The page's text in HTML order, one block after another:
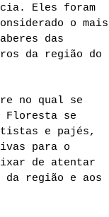
Eles foram
o mais
das
da região do
no qual se
Floresta se
e pajés,
para o
de atentar
da região e aos